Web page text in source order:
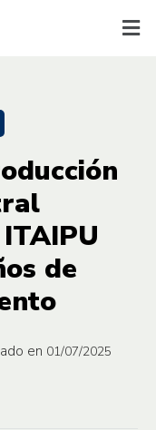
de
en 01/07/2025